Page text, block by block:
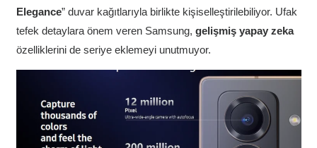
Elegance” duvar kağıtlarıyla birlikte kişiselleştirilebiliyor. Ufak
tefek detaylara önem veren Samsung, gelişmiş yapay zeka
özelliklerini de seriye eklemeyi unutmuyor.